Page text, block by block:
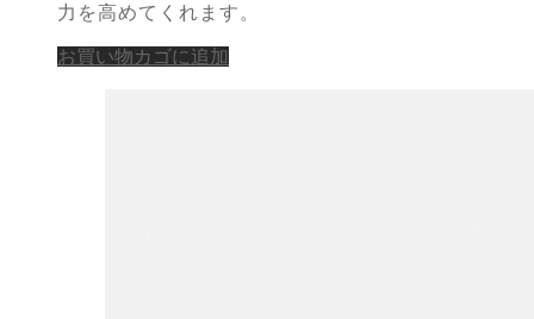
力を高めてくれます。
お買い物カゴに追加